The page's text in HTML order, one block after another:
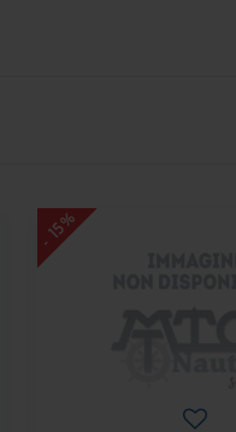
- 15%